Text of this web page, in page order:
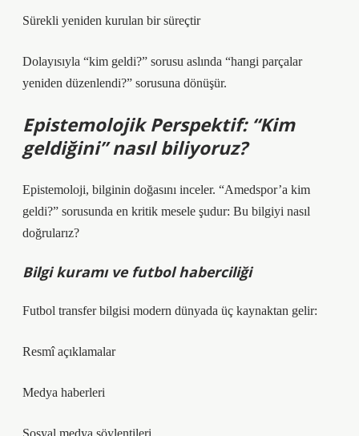
Sürekli yeniden kurulan bir süreçtir
Dolayısıyla “kim geldi?” sorusu aslında “hangi parçalar
yeniden düzenlendi?” sorusuna dönüşür.
Epistemolojik Perspektif: “Kim
geldiğini” nasıl biliyoruz?
Epistemoloji, bilginin doğasını inceler. “Amedspor’a kim
geldi?” sorusunda en kritik mesele şudur: Bu bilgiyi nasıl
doğrularız?
Bilgi kuramıve futbol haberciliği
Futbol transfer bilgisi modern dünyada üç kaynaktan gelir:
Resmî açıklamalar
Medya haberleri
Sosyal medya söylentileri